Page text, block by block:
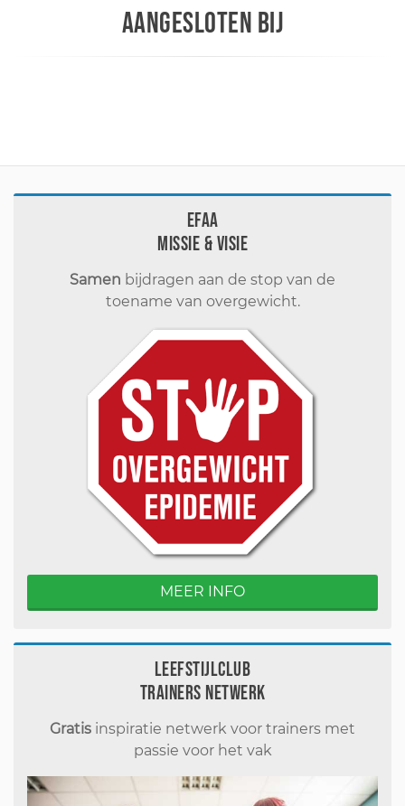
AANGESLOTEN BIJ
EFAA
Missie & visie
Samen bijdragen aan de stop van de
toename van overgewicht.
MEER INFO
Leefstijlclub
Trainers Netwerk
Gratis inspiratie netwerk voor trainers met
passie voor het vak